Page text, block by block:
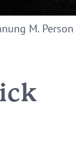
M. Person